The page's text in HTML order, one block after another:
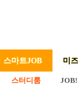
스마트JOB 미
스터디룸 JOB!